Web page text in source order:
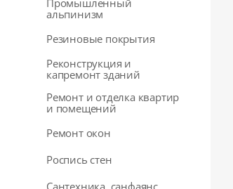
Промышленный
альпинизм
Резиновые покрытия
Реконструкция и
капремонт зданий
Ремонт и отделка квартир
и помещений
Ремонт окон
Роспись стен
Сантехника, санфаянс